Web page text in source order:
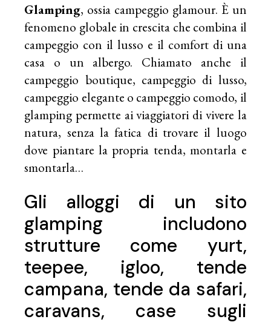
Glamping, ossia campeggio glamour. È un
fenomeno globale in crescita che combina il
campeggio con il lusso e il comfort di una
casa o un albergo. Chiamato anche il
campeggio boutique, campeggio di lusso,
campeggio elegante o campeggio comodo, il
glamping permette ai viaggiatori di vivere la
natura, senza la fatica di trovare il luogo
dove piantare la propria tenda, montarla e
smontarla…
Gli alloggi di un sito
glamping includono
strutture come yurt,
teepee, igloo, tende
campana, tende da safari,
caravans, case sugli